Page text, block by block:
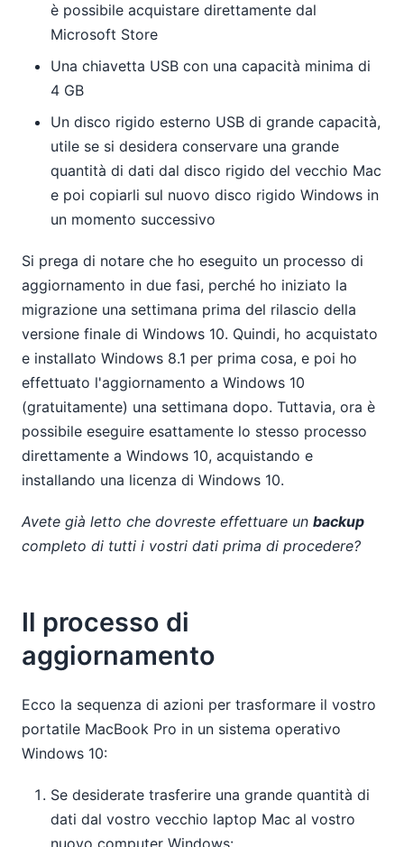
è possibile acquistare direttamente dal
Microsoft Store
Una chiavetta USB con una capacità minima di
4 GB
Un disco rigido esterno USB di grande capacità,
utile se si desidera conservare una grande
quantità di dati dal disco rigido del vecchio Mac
e poi copiarli sul nuovo disco rigido Windows in
un momento successivo
Si prega di notare che ho eseguito un processo di
aggiornamento in due fasi, perché ho iniziato la
migrazione una settimana prima del rilascio della
versione finale di Windows 10. Quindi, ho acquistato
e installato Windows 8.1 per prima cosa, e poi ho
effettuato l'aggiornamento a Windows 10
(gratuitamente) una settimana dopo. Tuttavia, ora è
possibile eseguire esattamente lo stesso processo
direttamente a Windows 10, acquistando e
installando una licenza di Windows 10.
Avete già letto che dovreste effettuare un backup
completo di tutti i vostri dati prima di procedere?
Il processo di
aggiornamento
Ecco la sequenza di azioni per trasformare il vostro
portatile MacBook Pro in un sistema operativo
Windows 10:
Se desiderate trasferire una grande quantità di
dati dal vostro vecchio laptop Mac al vostro